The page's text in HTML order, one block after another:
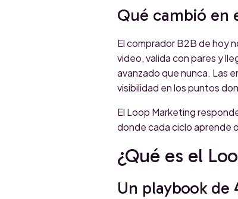
Qué cambió en
El comprador B2B de hoy
video, valida con pares y
avanzado que nunca. Las
visibilidad en los puntos
El Loop Marketing
donde cada ciclo aprende
¿Qué es el
Un playbook de